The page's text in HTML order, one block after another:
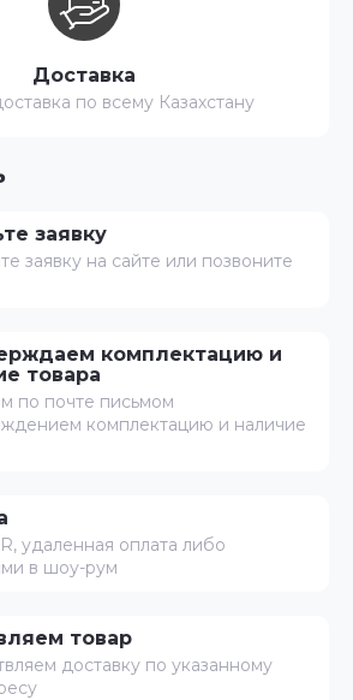
заявку
заявку на сайте или позвоните
комплектацию и
товара
по почте письмом
комплектацию и наличие
удаленная оплата либо
в шоу-рум
товар
доставку по указанному
Доставка
по всему Казахстану